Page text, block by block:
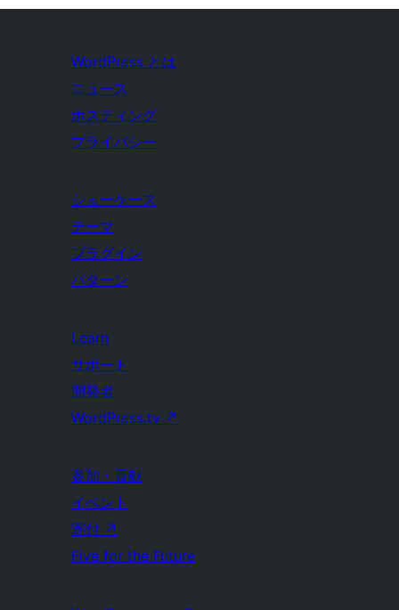
WordPress とは
ニュース
ホスティング
プライバシー
ショーケース
テーマ
プラグイン
パターン
Learn
サポート
開発者
WordPress.tv ↗
参加・貢献
イベント
寄付 ↗
Five for the Future